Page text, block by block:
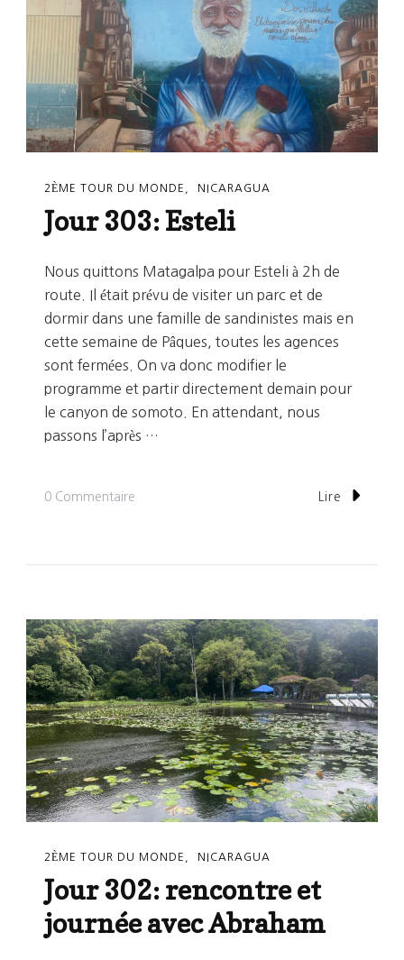
2ÈME TOUR DU MONDE NICARAGUA
Jour 303: Esteli
Nous quittons Matagalpa pour Esteli à 2h de
route. Il était prévu de visiter un parc et de
dormir dans une famille de sandinistes mais en
cette semaine de Pâques, toutes les agences
sont fermées. On va donc modifier le
programme et partir directement demain pour
le canyon de somoto. En attendant, nous
passons l’après …
0 Commentaire Lire
2ÈME TOUR DU MONDE NICARAGUA
Jour 302: rencontre et
journée avec Abraham